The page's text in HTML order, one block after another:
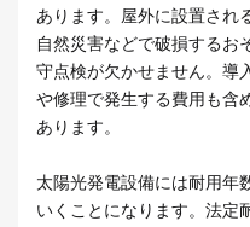
あります。屋外に設置され
自然災害などで破損するお
守点検が欠かせません。導
や修理で発生する費用も含
あります。
太陽光発電設備には耐用年
いくことになります。法定